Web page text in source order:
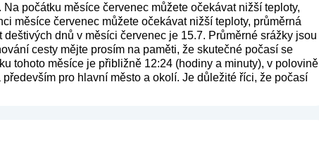
počátku měsíce červenec můžete očekávat nižší teploty,
měsíce červenec můžete očekávat nižší teploty, průměrná
dnů v měsíci červenec je 15.7. Průměrné srážky jsou
cesty mějte prosím na paměti, že skutečné počasí se
tohoto měsíce je přibližně 12:24 (hodiny a minuty), v polovině
pro hlavní město a okolí. Je důležité říci, že počasí